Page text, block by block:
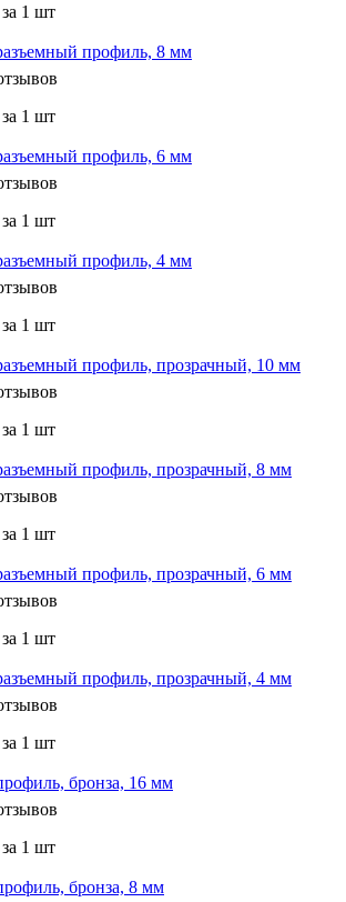
1 шт
профиль, 8 мм
1 шт
профиль, 6 мм
1 шт
профиль, 4 мм
1 шт
профиль, прозрачный, 10 мм
1 шт
профиль, прозрачный, 8 мм
1 шт
профиль, прозрачный, 6 мм
1 шт
профиль, прозрачный, 4 мм
1 шт
бронза, 16 мм
1 шт
бронза, 8 мм